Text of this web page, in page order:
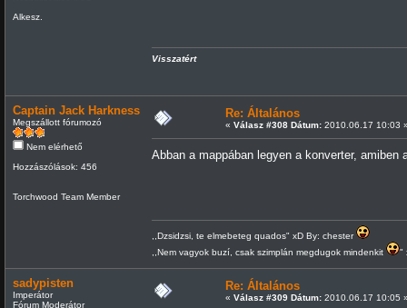
Alkesz.
Visszatért
Captain Jack Harkness
Megszállott fórumozó
Nem elérhető
Hozzászólások: 456
Torchwood Team Member
Re: Általános
« Válasz #308 Dátum:2010.06.17 10:03
Abban a mappában legyen a konverter,
,,Dzsidzsi, te elmebeteg quados" xD By: chester
,,Nem vagyok buzí, csak szimplán megdugok mindenkit
"
sadypisten
Imperátor
Fórum Moderátor
Re: Általános
« Válasz #309 Dátum:2010.06.17 10:05